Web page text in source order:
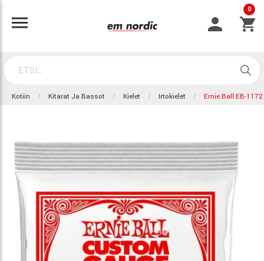
0
Kotiin Kitarat Ja Bassot Kielet Irtokielet Ernie Ball EB-1172